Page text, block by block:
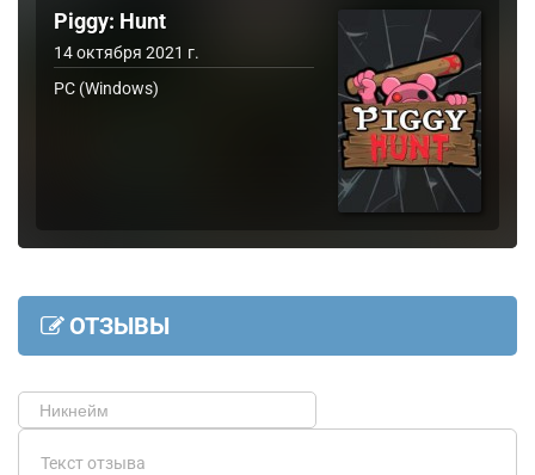
Piggy: Hunt
14 октября 2021 г.
PC (Windows)
ОТЗЫВЫ